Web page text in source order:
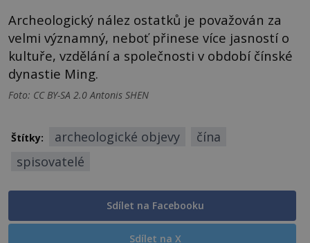
Archeologický nález ostatků je považován za
velmi významný, neboť přinese více jasností o
kultuře, vzdělání a společnosti v období čínské
dynastie Ming.
Foto: CC BY-SA 2.0 Antonis SHEN
Štítky: archeologické objevy
čína
spisovatelé
Sdílet na Facebooku
Sdílet na X